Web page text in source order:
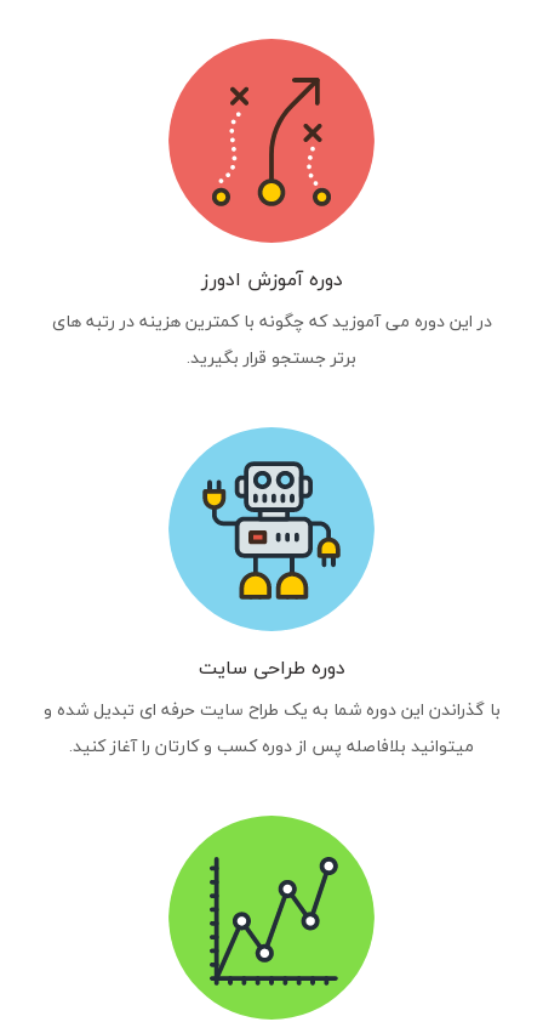
دوره آموزش ادورز
در این دوره می آموزید که چگونه با کمترین هزینه در رتبه های
برتر جستجو قرار بگیرید.
دوره طراحی سایت
با گذراندن این دوره شما به یک طراح سایت حرفه ای تبدیل شده و
میتوانید بلافاصله پس از دوره کسب و کارتان را آغاز کنید.